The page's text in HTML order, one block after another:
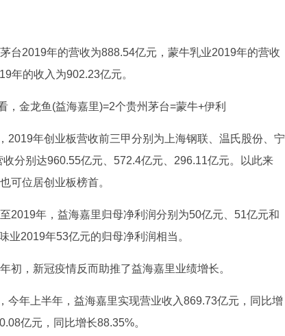
台2019年的营收为888.54亿元，蒙牛乳业2019年的营收
年的收入为902.23亿元。
，金龙鱼(益海嘉里)=2个贵州茅台=蒙牛+伊利
2019年创业板营收前三甲分别为上海钢联、温氏股份、宁
分别达960.55亿元、572.4亿元、296.11亿元。以此来
可位居创业板榜首。
2019年，益海嘉里归母净利润分别为50亿元、51亿元和
业2019年53亿元的归母净利润相当。
初，新冠疫情反而助推了益海嘉里业绩增长。
今年上半年，益海嘉里实现营业收入869.73亿元，同比增
亿元，同比增长88.35%。